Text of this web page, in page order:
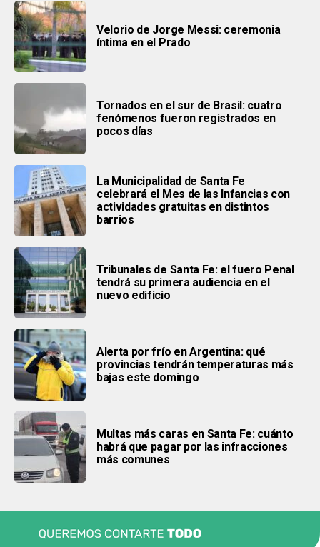
Velorio de Jorge Messi: ceremonia
íntima en el Prado
Tornados en el sur de Brasil: cuatro
fenómenos fueron registrados en
pocos días
La Municipalidad de Santa Fe
celebrará el Mes de las Infancias con
actividades gratuitas en distintos
barrios
Tribunales de Santa Fe: el fuero Penal
tendrá su primera audiencia en el
nuevo edificio
Alerta por frío en Argentina: qué
provincias tendrán temperaturas más
bajas este domingo
Multas más caras en Santa Fe: cuánto
habrá que pagar por las infracciones
más comunes